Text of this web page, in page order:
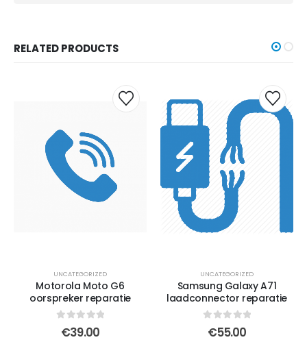
RELATED PRODUCTS
UNCATEGORIZED
Motorola Moto G6
oorspreker reparatie
out of 5
€39.00
UNCATEGORIZED
Samsung Galaxy A71
laadconnector reparatie
out of 5
€55.00